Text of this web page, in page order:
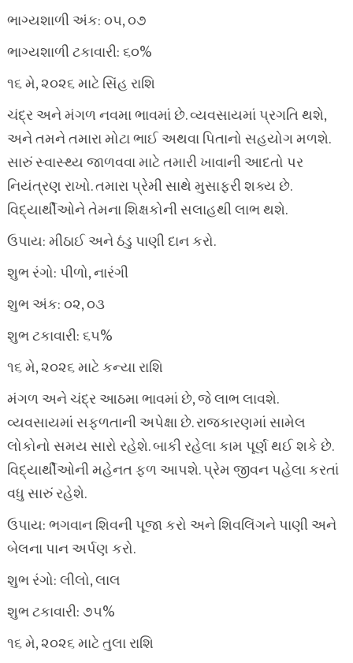
ભાગ્યશાળી અંક: ૦૫, ૦૭
ભાગ્યશાળી ટકાવારી: ૬૦%
૧૬ મે, ૨૦૨૬ માટે સિંહ રાશિ
ચંદ્ર અને મંગળ નવમા ભાવમાં છે. વ્યવસાયમાં પ્રગતિ થશે,
અને તમને તમારા મોટા ભાઈ અથવા પિતાનો સહયોગ મળશે.
સારું સ્વાસ્થ્ય જાળવવા માટે તમારી ખાવાની આદતો પર
નિયંત્રણ રાખો. તમારા પ્રેમી સાથે મુસાફરી શક્ય છે.
વિદ્યાર્થીઓને તેમના શિક્ષકોની સલાહથી લાભ થશે.
ઉપાય: મીઠાઈ અને ઠંડુ પાણી દાન કરો.
શુભ રંગો: પીળો, નારંગી
શુભ અંક: ૦૨, ૦૩
શુભ ટકાવારી: ૬૫%
૧૬ મે, ૨૦૨૬ માટે કન્યા રાશિ
મંગળ અને ચંદ્ર આઠમા ભાવમાં છે, જે લાભ લાવશે.
વ્યવસાયમાં સફળતાની અપેક્ષા છે. રાજકારણમાં સામેલ
લોકોનો સમય સારો રહેશે. બાકી રહેલા કામ પૂર્ણ થઈ શકે છે.
વિદ્યાર્થીઓની મહેનત ફળ આપશે. પ્રેમ જીવન પહેલા કરતાં
વધુ સારું રહેશે.
ઉપાય: ભગવાન શિવની પૂજા કરો અને શિવલિંગને પાણી અને
બેલના પાન અર્પણ કરો.
શુભ રંગો: લીલો, લાલ
શુભ ટકાવારી: ૭૫%
૧૬ મે, ૨૦૨૬ માટે તુલા રાશિ